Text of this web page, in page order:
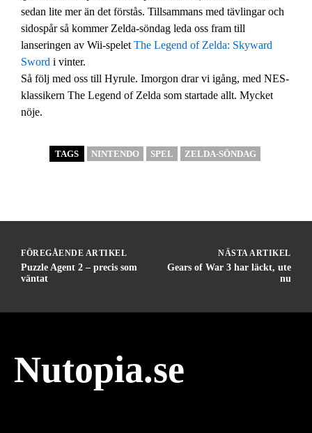
sedan lite mer än det förstås. Tillsammans med tävlingar och
sidospår så kommer Zelda-söndag leda oss fram till
lanseringen av Wii-spelet The Legend of Zelda: Skyward
Sword i vinter.
Så följ med oss till Hyrule. Imorgon drar vi igång, med NES-
klassikern The Legend of Zelda som startade allt. Mycket
nöje.
TAGS NINTENDO SPEL ZELDA-SÖNDAG
FÖREGÅENDE ARTIKEL
Puzzle Agent 2 – precis som
väntat
NÄSTA ARTIKEL
Gears of War 3 har läckt, ute
nu
Nutopia.se